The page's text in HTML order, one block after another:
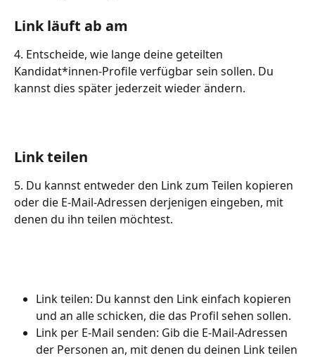
Link läuft ab am
4. Entscheide, wie lange deine geteilten
Kandidat*innen-Profile verfügbar sein sollen. Du
kannst dies später jederzeit wieder ändern.
Link teilen
5. Du kannst entweder den Link zum Teilen kopieren
oder die E-Mail-Adressen derjenigen eingeben, mit
denen du ihn teilen möchtest.
Link teilen: Du kannst den Link einfach kopieren
und an alle schicken, die das Profil sehen sollen.
Link per E-Mail senden: Gib die E-Mail-Adressen
der Personen an, mit denen du deinen Link teilen